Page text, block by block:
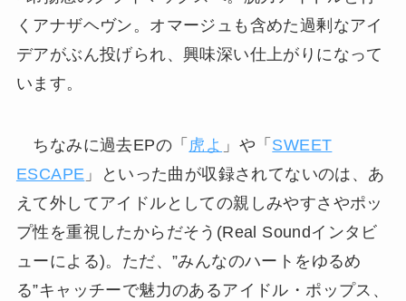
くアナザヘヴン。オマージュも含めた過剰なアイ
デアがぶん投げられ、興味深い仕上がりになって
います。
ちなみに過去EPの「 虎よ 」や「 SWEET
ESCAPE 」といった曲が収録されてないのは、あ
えて外してアイドルとしての親しみやすさやポッ
プ性を重視したからだそう(Real Soundインタビ
ューによる)。ただ、”みんなのハートをゆるめ
る”キャッチーで魅力のあるアイドル・ポップス、